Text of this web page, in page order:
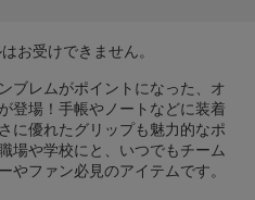
お受けできません。
ブレムがポイントになった、オ
登場！手帳やノートなどに装着
に優れたグリップも魅力的なポ
場や学校にと、いつでもチーム
やファン必見のアイテムです。